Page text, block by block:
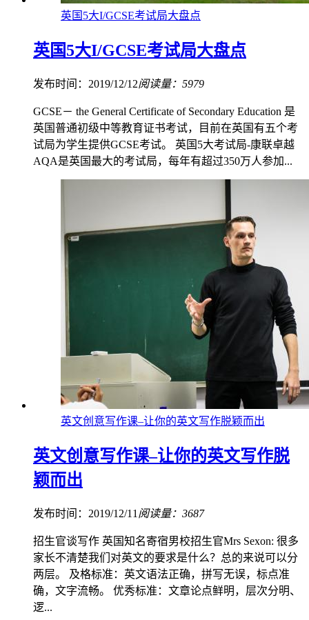
英国5大I/GCSE考试局大盘点
英国5大I/GCSE考试局大盘点
发布时间：2019/12/12阅读量：5979
GCSE－ the General Certificate of Secondary Education 是
英国普通初级中等教育证书考试，目前在英国有五个考
试局为学生提供GCSE考试。 英国5大考试局-康联卓越
AQA是英国最大的考试局，每年有超过350万人参加...
英文创意写作课–让你的英文写作脱颖而出
英文创意写作课–让你的英文写作脱
颖而出
发布时间：2019/12/11 阅读量：3687
招生官谈写作 英国知名寄宿男校招生官Mrs Sexon: 很多
家长不清楚我们对英文的要求是什么？总的来说可以分
两层。 及格标准：英文语法正确，拼写无误，标点准
确，文字流畅。 优秀标准：文章论点鲜明，层次分明、
逻...